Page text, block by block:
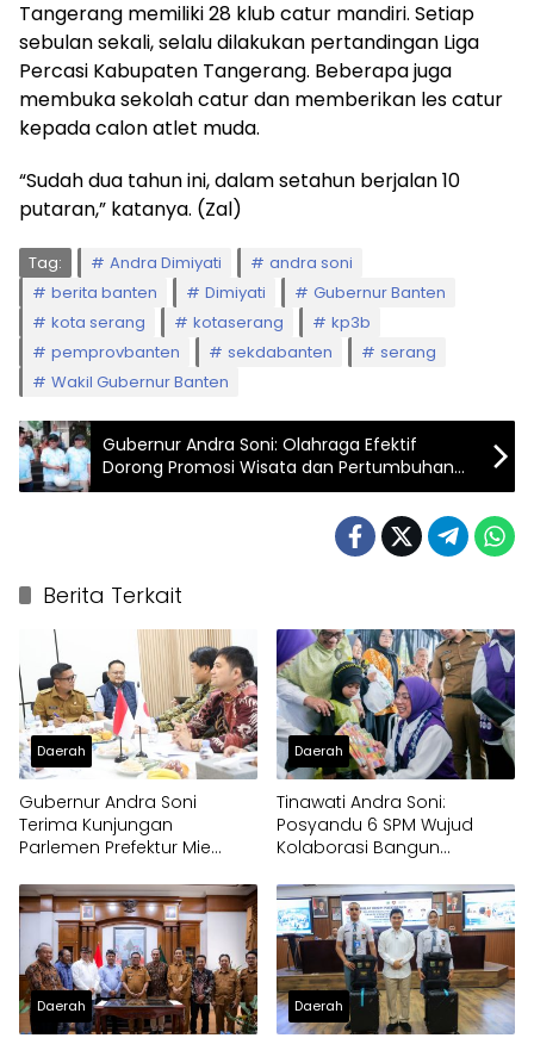
Tangerang memiliki 28 klub catur mandiri. Setiap
sebulan sekali, selalu dilakukan pertandingan Liga
Percasi Kabupaten Tangerang. Beberapa juga
membuka sekolah catur dan memberikan les catur
kepada calon atlet muda.
“Sudah dua tahun ini, dalam setahun berjalan 10
putaran,” katanya. (Zal)
Tag: Andra Dimiyati
andra soni
berita banten
Dimiyati
Gubernur Banten
kota serang
kotaserang
kp3b
pemprovbanten
sekdabanten
serang
Wakil Gubernur Banten
Gubernur Andra Soni: Olahraga Efektif
Dorong Promosi Wisata dan Pertumbuhan
Ekonomi
Berita Terkait
Daerah
Gubernur Andra Soni
Terima Kunjungan
Parlemen Prefektur Mie
Daerah
Tinawati Andra Soni:
Posyandu 6 SPM Wujud
Kolaborasi Bangun
Daerah Daerah